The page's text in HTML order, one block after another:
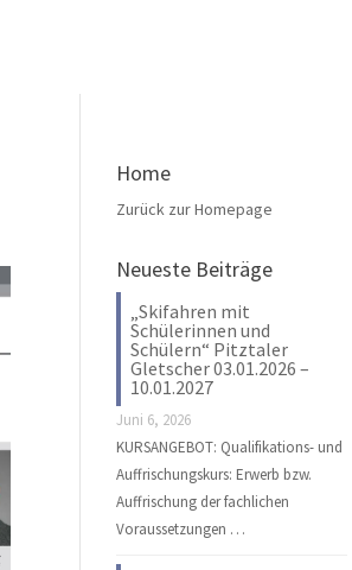
Home
Zurück zur Homepage
Neueste Beiträge
„Skifahren mit
Schülerinnen und
Schülern“ Pitztaler
Gletscher 03.01.2026 –
10.01.2027
Juni 6, 2026
KURSANGEBOT: Qualifikations- und
Auffrischungskurs: Erwerb bzw.
Auffrischung der fachlichen
Voraussetzungen …